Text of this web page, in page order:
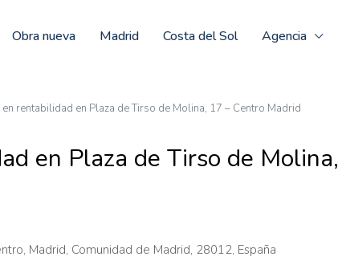
Obra nueva Madrid Costa del Sol Agencia
en rentabilidad en Plaza de Tirso de Molina, 17 – Centro Madrid
en Plaza de Tirso de Molina,
Madrid, Comunidad de Madrid, 28012, España